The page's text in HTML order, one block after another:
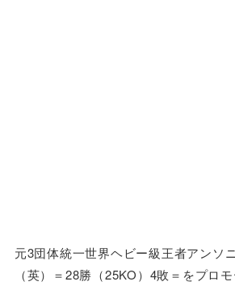
元3団体統一世界ヘビー級王者アンソ
（英）＝28勝（25KO）4敗＝をプロ